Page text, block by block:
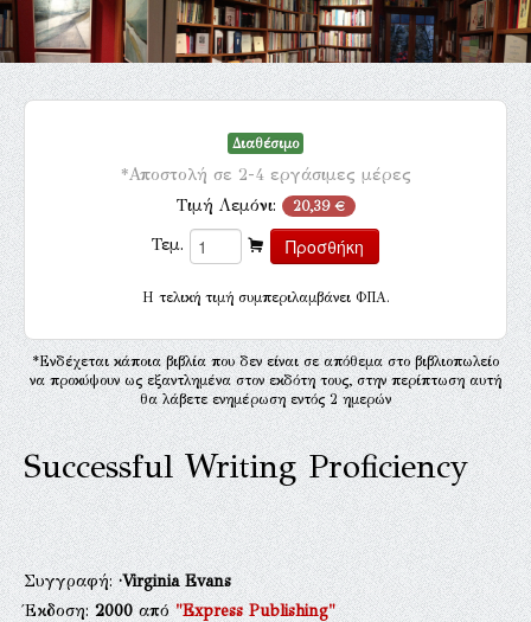
Εκδηλώσεις
Επικοινωνία
Διαθέσιμο
*Αποστολή σε 2-4 εργάσιμες μέρες
Τιμή Λεμόνι: 20,39 €
Τεμ.
H τελική τιμή συμπεριλαμβάνει ΦΠΑ.
*Ενδέχεται κάποια βιβλία που δεν είναι σε απόθεμα στο βιβλιοπωλείο
να προκύψουν ως εξαντλημένα στον εκδότη τους, στην περίπτωση αυτή
θα λάβετε ενημέρωση εντός 2 ημερών
Successful Writing Proficiency
Συγγραφή:·Virginia Evans
Έκδοση:2000από"Express Publishing"